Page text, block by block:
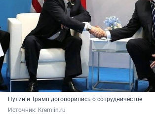
Путин и Трамп договорились о сотрудничестве
Источник: Kremlin.ru